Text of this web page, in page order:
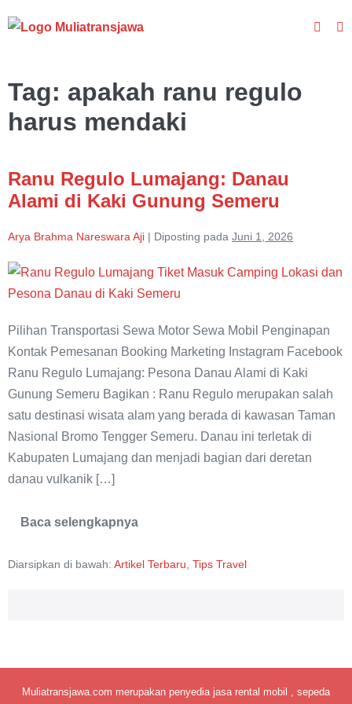
ke
Toggle
Tag: apakah ranu regulo
harus mendaki
Ranu Regulo Lumajang: Danau
Alami di Kaki Gunung Semeru
Arya Brahma Nareswara Aji | Diposting pada Juni 1, 2026
Ranu
Regulo
Danau
Alami
di
Kaki
Gunung
Semeru
Pilihan Transportasi Sewa Motor Sewa Mobil Penginapan
Kontak Pemesanan Booking Marketing Instagram Facebook
Ranu Regulo Lumajang: Pesona Danau Alami di Kaki
Gunung Semeru Bagikan : Ranu Regulo merupakan salah
satu destinasi wisata alam yang berada di kawasan Taman
Nasional Bromo Tengger Semeru. Danau ini terletak di
Kabupaten Lumajang dan menjadi bagian dari deretan
danau vulkanik […]
Baca selengkapnya
Ranu
Danau
Diarsipkan di bawah: Artikel Terbaru, Tips Travel
Muliatransjawa.com merupakan penyedia jasa rental mobil , sepeda